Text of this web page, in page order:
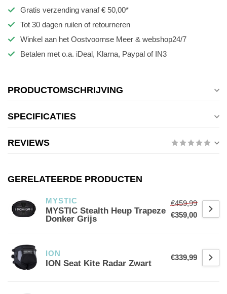
Gratis verzending vanaf € 50,00*
Tot 30 dagen ruilen of retourneren
Winkel aan het Oostvoornse Meer & webshop24/7
Betalen met o.a. iDeal, Klarna, Paypal of IN3
PRODUCTOMSCHRIJVING
SPECIFICATIES
REVIEWS
GERELATEERDE PRODUCTEN
MYSTIC
MYSTIC Stealth Heup Trapeze
Donker Grijs
€459,99
€359,00
ION
ION Seat Kite Radar Zwart
€339,99